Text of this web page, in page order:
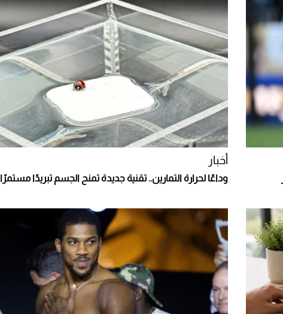
أخبار
وداعًا لحرارة التمارين.. تقنية جديدة تمنح الجسم تبريدًا مستمرًا